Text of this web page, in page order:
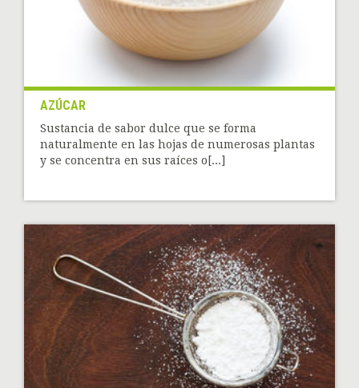
AZÚCAR
Sustancia de sabor dulce que se forma
naturalmente en las hojas de numerosas plantas
y se concentra en sus raíces o[...]